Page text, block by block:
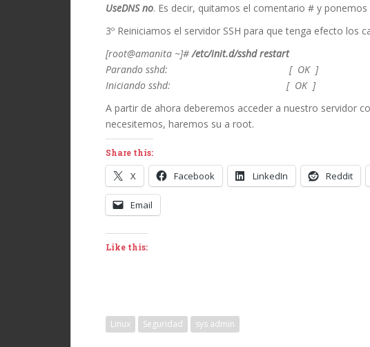
UseDNS no. Es decir, quitamos el comentario # y ponemos
3º Reiniciamos el servidor SSH para que tenga efecto los
[root@amanita ~]#/etc/init.d/sshd restart
Parando sshd: [ OK ]
Iniciando sshd: [ OK ]
A partir de ahora deberemos acceder a nuestro servidor
necesitemos, haremos su a root.
Share this:
X Facebook LinkedIn Reddit
Email
Like this:
Linux Seguridad sys admin